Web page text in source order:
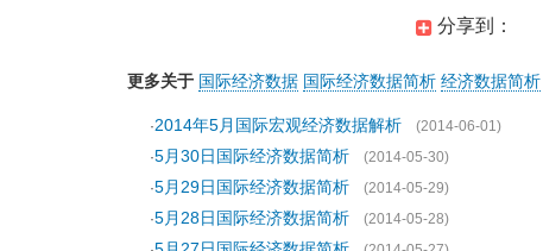
分享到：
更多关于 国际经济数据 国际经济数据简析 经济数据简析
·2014年5月国际宏观经济数据解析
(2014-06-01)
·5月30日国际经济数据简析
(2014-05-30)
·5月29日国际经济数据简析
(2014-05-29)
·5月28日国际经济数据简析
(2014-05-28)